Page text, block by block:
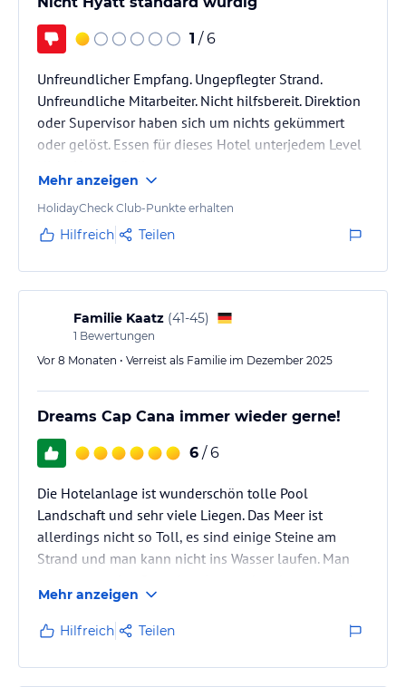
Hinweis:
Hoteliers-/Veranstalter-/Kataloginformationen. Alle Angaben
lies vor der Buchung die verbindlichen Angebotsdetails
jeweiligen Veranstalters.
1 / 6
Unfreundlicher Empfang. Ungepflegter Strand.
Unfreundliche Mitarbeiter. Nicht hilfsbereit. Direktion
oder Supervisor haben sich um nichts gekümmert
oder gelöst. Essen für dieses Hotel unterjedem Level
Mehr anzeigen
HolidayCheck Club-Punkte erhalten
Hilfreich Teilen
Familie Kaatz (41-45)
1 Bewertungen
Vor 8 Monaten • Verreist als Familie im Dezember 2025
Dreams Cap Cana immer wieder gerne!
6 / 6
Die Hotelanlage ist wunderschön tolle Pool
Landschaft und sehr viele Liegen. Das Meer ist
allerdings nicht so Toll, es sind einige Steine am
Strand und man kann nicht ins Wasser laufen. Man
Meer baden kann. Das Personal am Pool ( vorallem
Jose G. ) ist hervorragend. Sehr freundlich und
aufmerksam. In den Restaurants ist das Personal auch
sehr nett und Aufmerksam man geht sofort auf die
Mehr anzeigen
Hilfreich Teilen